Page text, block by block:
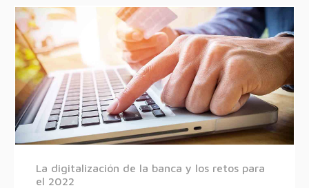
La digitalización de la banca y los retos para
el 2022